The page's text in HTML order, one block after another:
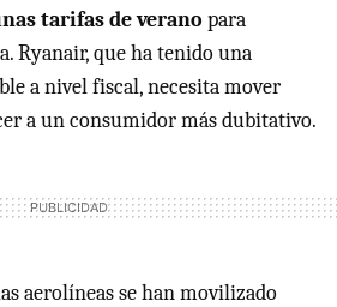
tarifas de verano para
Ryanair, que ha tenido una
a nivel fiscal, necesita mover
a un consumidor más dubitativo.
aerolíneas se han movilizado